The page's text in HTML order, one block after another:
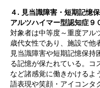
４. 見当識障害・短期記憶
アルツハイマー型認知症９
対象者は中等度～重度アル
歳代女性であり、施設で他
見当識障害や短期記憶保
る記憶が保たれている。コ
など諸感覚に働きかけるよ
語表現や笑顔・アイコンタ